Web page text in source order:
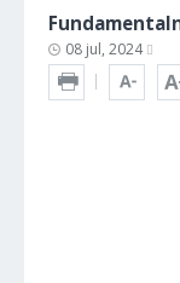
08 jul, 2024